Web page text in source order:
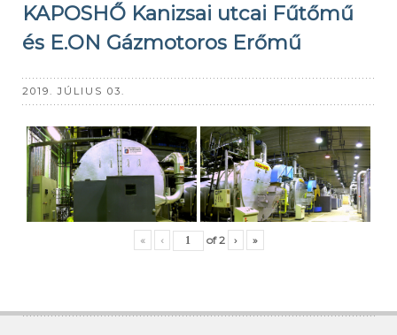
KAPOSHŐ Kanizsai utcai Fűtőmű
és E.ON Gázmotoros Erőmű
2019. JÚLIUS 03.
« ‹ of2 › »